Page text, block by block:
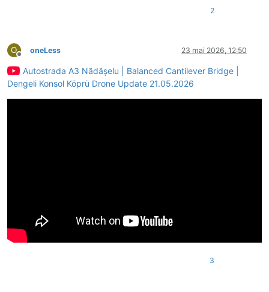
2
O
Deconectat
oneLess 23 mai 2026, 12:50
Autostrada A3 Nădășelu | Balanced Cantilever Bridge |
Dengeli Konsol Köprü Drone Update 21.05.2026
3